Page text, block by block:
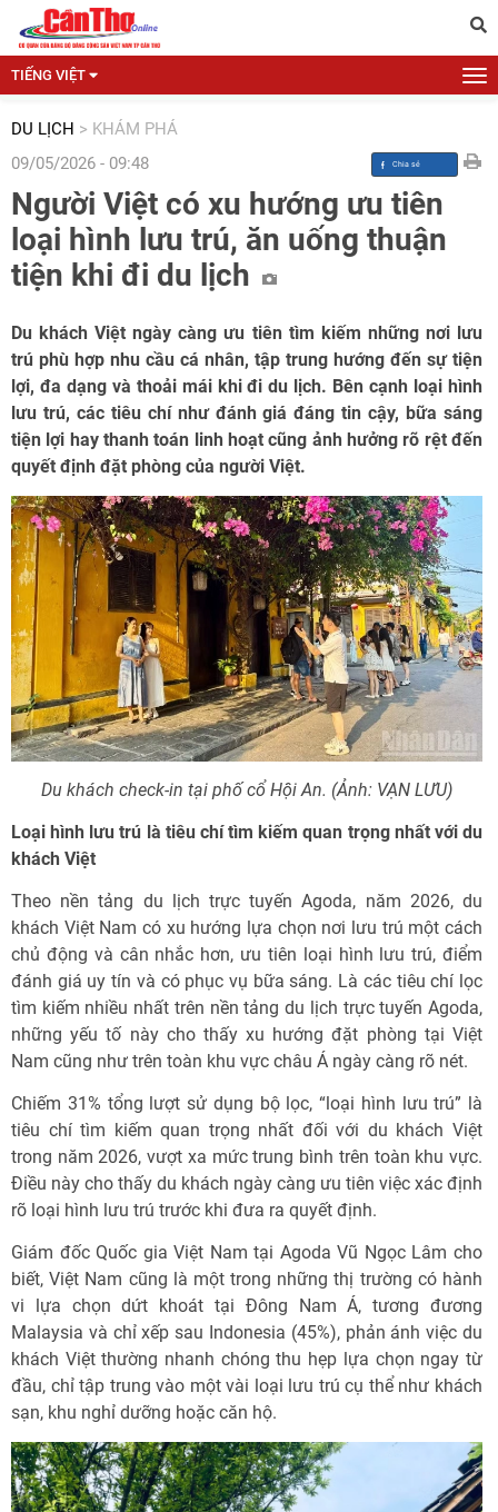
TIẾNG VIỆT
DU LỊCH > KHÁM PHÁ
09/05/2026 - 09:48
Người Việt có xu hướng ưu tiên
loại hình lưu trú, ăn uống thuận
tiện khi đi du lịch
Du khách Việt ngày càng ưu tiên tìm kiếm những nơi lưu
trú phù hợp nhu cầu cá nhân, tập trung hướng đến sự tiện
lợi, đa dạng và thoải mái khi đi du lịch. Bên cạnh loại hình
lưu trú, các tiêu chí như đánh giá đáng tin cậy, bữa sáng
tiện lợi hay thanh toán linh hoạt cũng ảnh hưởng rõ rệt đến
quyết định đặt phòng của người Việt.
Du khách check-in tại phố cổ Hội An. (Ảnh: VẠN LƯU)
Loại hình lưu trú là tiêu chí tìm kiếm quan trọng nhất với du
khách Việt
Theo nền tảng du lịch trực tuyến Agoda, năm 2026, du
khách Việt Nam có xu hướng lựa chọn nơi lưu trú một cách
chủ động và cân nhắc hơn, ưu tiên loại hình lưu trú, điểm
đánh giá uy tín và có phục vụ bữa sáng. Là các tiêu chí lọc
tìm kiếm nhiều nhất trên nền tảng du lịch trực tuyến Agoda,
những yếu tố này cho thấy xu hướng đặt phòng tại Việt
Nam cũng như trên toàn khu vực châu Á ngày càng rõ nét.
Chiếm 31% tổng lượt sử dụng bộ lọc, “loại hình lưu trú” là
tiêu chí tìm kiếm quan trọng nhất đối với du khách Việt
trong năm 2026, vượt xa mức trung bình trên toàn khu vực.
Điều này cho thấy du khách ngày càng ưu tiên việc xác định
rõ loại hình lưu trú trước khi đưa ra quyết định.
Giám đốc Quốc gia Việt Nam tại Agoda Vũ Ngọc Lâm cho
biết, Việt Nam cũng là một trong những thị trường có hành
vi lựa chọn dứt khoát tại Đông Nam Á, tương đương
Malaysia và chỉ xếp sau Indonesia (45%), phản ánh việc du
khách Việt thường nhanh chóng thu hẹp lựa chọn ngay từ
đầu, chỉ tập trung vào một vài loại lưu trú cụ thể như khách
sạn, khu nghỉ dưỡng hoặc căn hộ.